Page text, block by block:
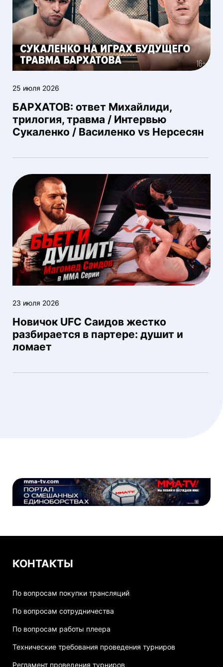
25 июля 2026
БАРХАТОВ: ответ Михайлиди,
трилогия, травма / Интервью
Сукаленко / Василенко vs Нерсесян
23 июля 2026
Новичок UFC Саидов жестко
разбирается в партере: душит и
ломает
КОНТАКТЫ
По вопросам покупки трансляций
По вопросам сотрудничества
По вопросам работы плеера
Технические требования проведения турниров
Регламент проведения турниров